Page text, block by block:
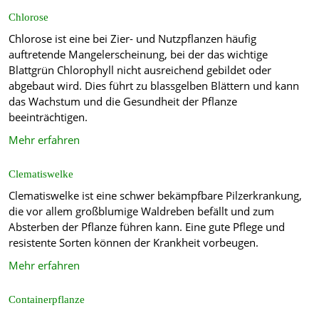
Chlorose
Chlorose ist eine bei Zier- und Nutzpflanzen häufig
auftretende Mangelerscheinung, bei der das wichtige
Blattgrün Chlorophyll nicht ausreichend gebildet oder
abgebaut wird. Dies führt zu blassgelben Blättern und kann
das Wachstum und die Gesundheit der Pflanze
beeinträchtigen.
Mehr erfahren
Clematiswelke
Clematiswelke ist eine schwer bekämpfbare Pilzerkrankung,
die vor allem großblumige Waldreben befällt und zum
Absterben der Pflanze führen kann. Eine gute Pflege und
resistente Sorten können der Krankheit vorbeugen.
Mehr erfahren
Containerpflanze